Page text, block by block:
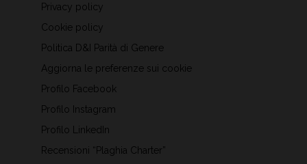
Privacy policy
Cookie policy
Politica D&I Parità di Genere
Aggiorna le preferenze sui cookie
Profilo Facebook
Profilo Instagram
Profilo LinkedIn
Recensioni “Plaghia Charter”